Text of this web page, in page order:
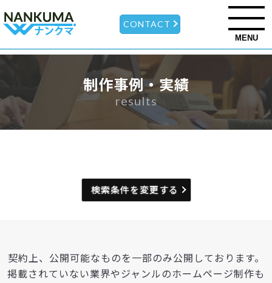
CONTACT
MENU
制作事例・実績
results
検索条件を変更する
契約上、公開可能なものを一部のみ公開しております。
掲載されていない業界やジャンルのホームページ制作も